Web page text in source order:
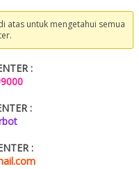
atas untuk mengetahui semua
:
:
: